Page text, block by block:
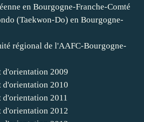
en Bourgogne-Franche-Comté
(Taekwon-Do) en Bourgogne-
régional de l'AAFC-Bourgogne-
d'orientation 2009
d'orientation 2010
2011
d'orientation 2012